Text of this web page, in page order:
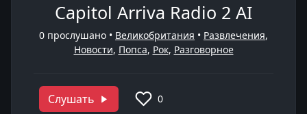
Capitol Arriva Radio 2 AI
0 прослушано • Великобритания • Развлечения,
Новости, Попса, Рок, Разговорное
Слушать 0